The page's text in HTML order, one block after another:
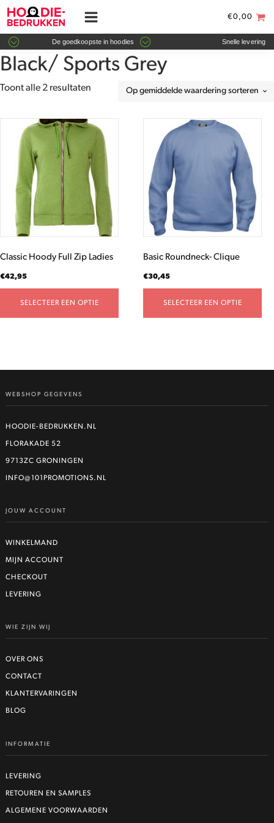
€0,00
De goedkoopste in hoodies Snelle levering
Black/ Sports Grey
Toont alle 2 resultaten Gesorteerd
waardering
Classic Hoody Full Zip Ladies
€42,95
SELECTEER EEN OPTIE
product
heeft
meerdere
variaties.
Deze
optie
gekozen
op
de
Basic Roundneck- Clique
€30,45
SELECTEER EEN OPTIE
product
heeft
meerdere
variaties.
Deze
optie
kan
gekozen
op
de
WEBSHOP GEGEVENS
HOODIE-BEDRUKKEN.NL
FLORAKADE 52
9713ZC GRONINGEN
INFO@101PROMOTIONS.NL
JOUW ACCOUNT
WINKELMAND
MIJN ACCOUNT
CHECKOUT
LEVERING
WIE ZIJN WIJ
OVER ONS
CONTACT
KLANTERVARINGEN
BLOG
INFORMATIE
LEVERING
RETOUREN EN SAMPLES
ALGEMENE VOORWAARDEN